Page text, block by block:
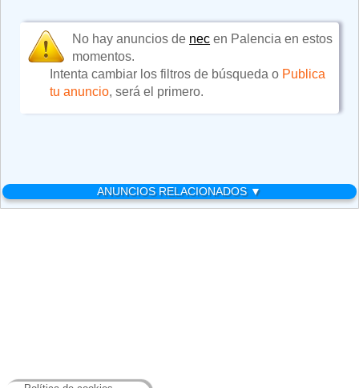
No hay anuncios de nec en Palencia en estos
momentos.
Intenta cambiar los filtros de búsqueda o Publica
tu anuncio, será el primero.
ANUNCIOS RELACIONADOS ▼